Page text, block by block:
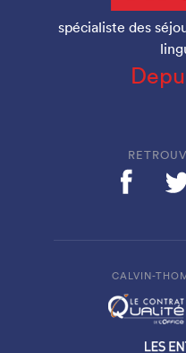
spécialiste des
CALVIN-